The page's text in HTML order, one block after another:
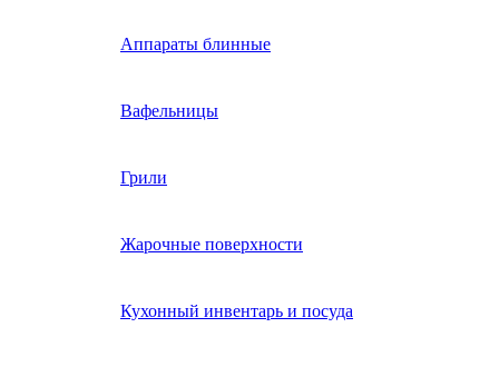
Аппараты блинные
Вафельницы
Грили
Жарочные поверхности
Кухонный инвентарь и посуда